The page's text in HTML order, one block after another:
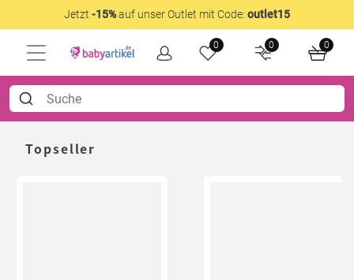
Jetzt -15%auf unser Outlet mit Code: outlet15
0 0 0
Topseller